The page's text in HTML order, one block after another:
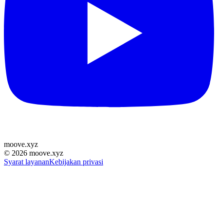
moove.xyz
© 2026 moove.xyz
Syarat layananKebijakan privasi